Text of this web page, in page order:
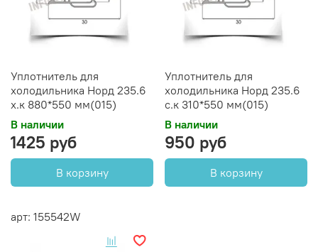
Уплотнитель для
холодильника Норд 235.6
х.к 880*550 мм(015)
В наличии
1425 руб
В корзину
Уплотнитель для
холодильника Норд 235.6
с.к 310*550 мм(015)
В наличии
950 руб
В корзину
арт: 155542W